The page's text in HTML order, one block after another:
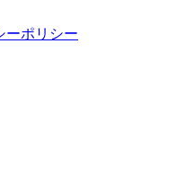
ーポリシー